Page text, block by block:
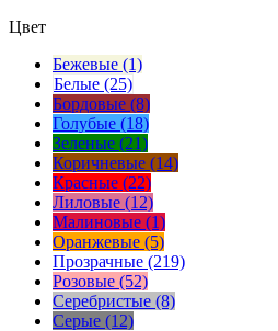
Цвет
Бежевые (1)
Белые (25)
Бордовые (8)
Голубые (18)
Зеленые (21)
Коричневые (14)
Красные (22)
Лиловые (12)
Малиновые (1)
Оранжевые (5)
Прозрачные (219)
Розовые (52)
Серебристые (8)
Серые (12)